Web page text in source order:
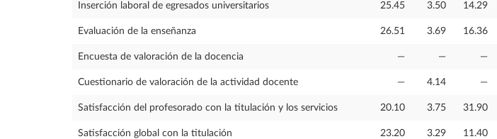
Inserción laboral de egresados universitarios 25.45 3.50 14.29
Evaluación de la enseñanza 26.51 3.69 16.36
Encuesta de valoración de la docencia — — —
Cuestionario de valoración de la actividad docente — 4.14 —
Satisfacción del profesorado con la titulación y los servicios 20.10 3.75 31.90
Satisfacción global con la titulación 23.20 3.29 11.40